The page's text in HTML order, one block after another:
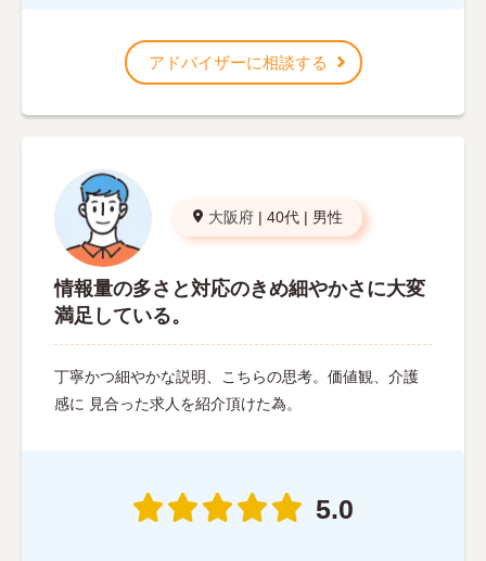
アドバイザーに相談する
大阪府 | 40代 | 男性
情報量の多さと対応のきめ細やかさに大変
満足している。
丁寧かつ細やかな説明、こちらの思考。価値観、介護
感に 見合った求人を紹介頂けた為。
5.0